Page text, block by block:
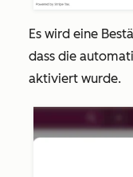
Es wird eine
dass die
aktiviert wurde.